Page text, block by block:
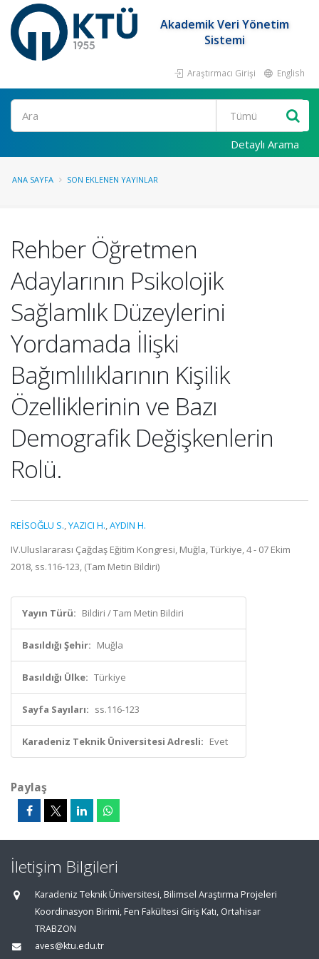
Akademik Veri Yönetim
Sistemi
Araştırmacı Girişi English
Ara
Detaylı Arama
ANA SAYFA SON EKLENEN YAYINLAR
Rehber Öğretmen
Adaylarının Psikolojik
Sağlamlık Düzeylerini
Yordamada İlişki
Bağımlılıklarının Kişilik
Özelliklerinin ve Bazı
Demografik Değişkenlerin
Rolü.
REİSOĞLU S.,YAZICI H.,AYDIN H.
IV.Uluslararası Çağdaş Eğitim Kongresi, Muğla, Türkiye, 4 - 07 Ekim
2018, ss.116-123, (Tam Metin Bildiri)
Yayın Türü: Bildiri / Tam Metin Bildiri
Basıldığı Şehir: Muğla
Basıldığı Ülke: Türkiye
Sayfa Sayıları: ss.116-123
Karadeniz Teknik Üniversitesi Adresli: Evet
Paylaş
İletişim Bilgileri
Karadeniz Teknik Üniversitesi, Bilimsel Araştırma Projeleri
Koordinasyon Birimi, Fen Fakültesi Giriş Katı, Ortahisar
TRABZON
aves@ktu.edu.tr